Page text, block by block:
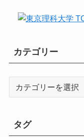
カテゴリー
ー
タグ